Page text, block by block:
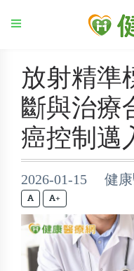
放射精準
斷與治
癌控制邁
2026-01-15 健康
+